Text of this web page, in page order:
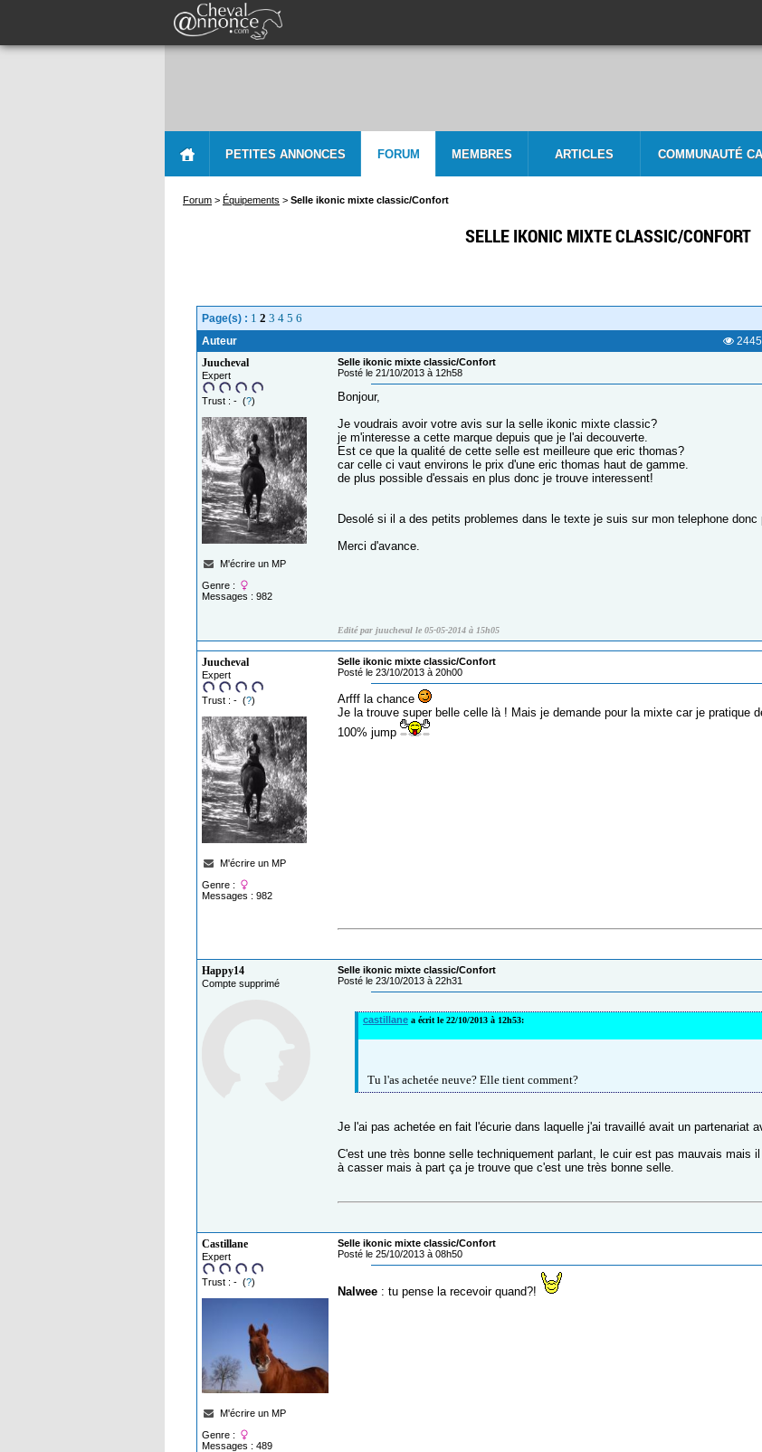
PETITES ANNONCES FORUM MEMBRES ARTICLES COMMUNAUTÉ CA
Forum > Équipements > Selle ikonic mixte classic/Confort
SELLE IKONIC MIXTE CLASSIC/CONFORT
Page(s) : 1 2 3 4 5 6
Auteur
Juucheval
Expert
Trust : - (?)
M'écrire un MP
Genre :
Messages : 982
Selle ikonic mixte classic/Confort
Posté le 21/10/2013 à 12h58
Bonjour,
Je voudrais avoir votre avis sur la selle ikonic mixte classic?
je m'interesse a cette marque depuis que je l'ai decouverte.
Est ce que la qualité de cette selle est meilleure que eric thomas?
car celle ci vaut environs le prix d'une eric thomas haut de gamme.
de plus possible d'essais en plus donc je trouve interessent!
Desolé si il a des petits problemes dans le texte je suis sur mon telephone donc
Merci d'avance.
Edité par juucheval le 05-05-2014 à 15h05
Juucheval
Expert
Trust : - (?)
M'écrire un MP
Genre :
Messages : 982
Selle ikonic mixte classic/Confort
Posté le 23/10/2013 à 20h00
Arfff la chance
Je la trouve super belle celle là ! Mais je demande pour la mixte car je pratique
100% jump
Happy14
Compte supprimé
Selle ikonic mixte classic/Confort
Posté le 23/10/2013 à 22h31
castillane a écrit le 22/10/2013 à 12h53:
Tu l'as achetée neuve? Elle tient comment?
Je l'ai pas achetée en fait l'écurie dans laquelle j'ai travaillé avait un partenariat
C'est une très bonne selle techniquement parlant, le cuir est pas mauvais mais
à casser mais à part ça je trouve que c'est une très bonne selle.
Castillane
Expert
Trust : - (?)
M'écrire un MP
Genre :
Messages : 489
Selle ikonic mixte classic/Confort
Posté le 25/10/2013 à 08h50
Nalwee : tu pense la recevoir quand?!